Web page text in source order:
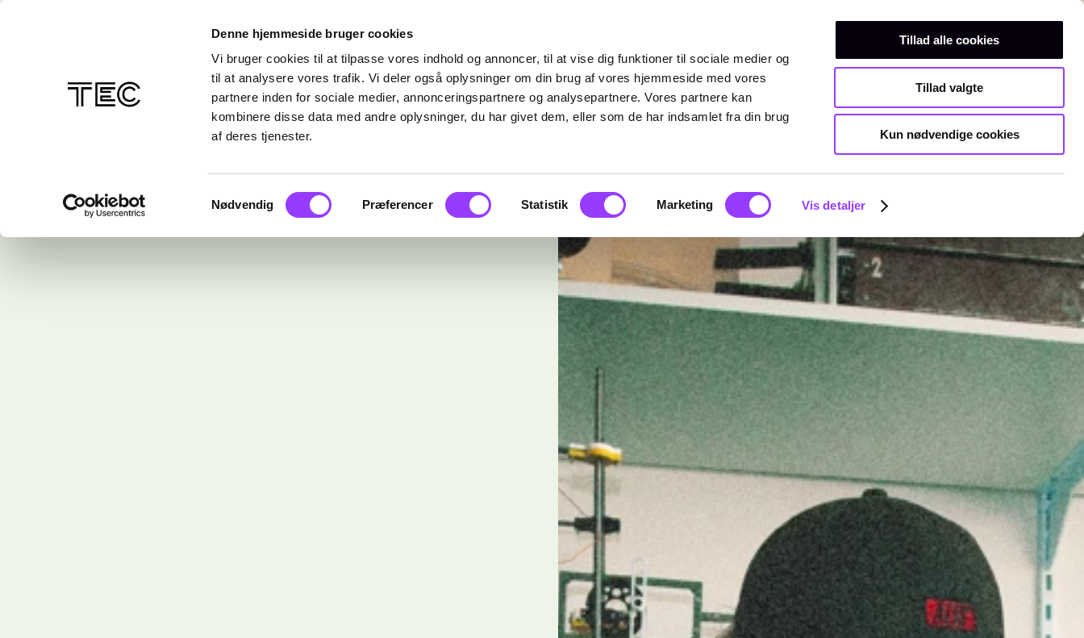
Denne hjemmeside bruger cookies
Vi bruger cookies til at tilpasse vores indhold og annoncer, til at vise dig funktioner til sociale medier og
til at analysere vores trafik. Vi deler også oplysninger om din brug af vores hjemmeside med vores
partnere inden for sociale medier, annonceringspartnere og analysepartnere. Vores partnere kan
kombinere disse data med andre oplysninger, du har givet dem, eller som de har indsamlet fra din brug
af deres tjenester.
Samtykkevalg
Nødvendig Præferencer Statistik Marketing Vis detaljer
Tillad alle cookies
Tillad valgte
Kun nødvendige cookies
Teknisk gymnasiumKurser